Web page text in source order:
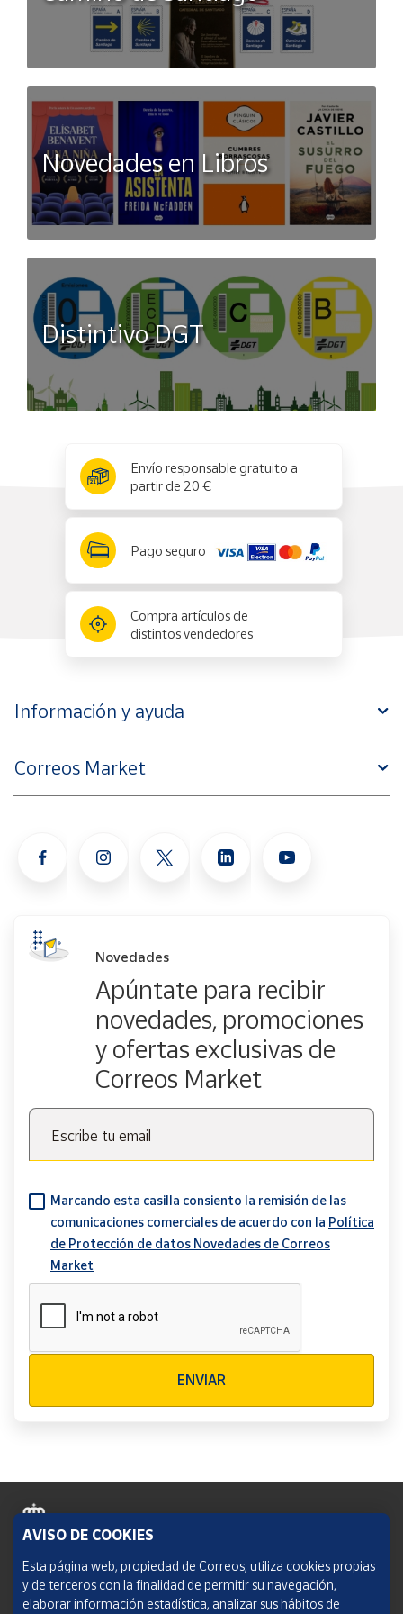
Novedades en Libros
Distintivo DGT
Envío responsable gratuito a
partir de 20 €
Pago seguro
Compra artículos de
distintos vendedores
Información y ayuda
Correos Market
Novedades
Apúntate para recibir
novedades, promociones
y ofertas exclusivas de
Correos Market
Escribe tu email
Marcando esta casilla consiento la remisión de las
comunicaciones comerciales de acuerdo con la Política
de Protección de datos Novedades de Correos
Market
ENVIAR
Política de cookies
Aviso legal
AVISO DE COOKIES
Esta página web, propiedad de Correos, utiliza cookies propias
y de terceros con la finalidad de permitir su navegación,
elaborar información estadística, analizar sus hábitos de